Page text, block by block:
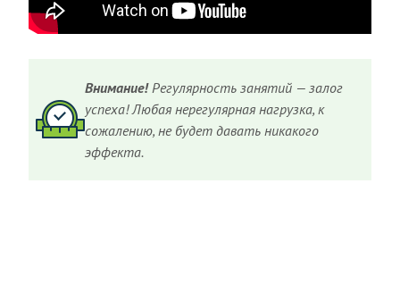
Внимание!Регулярность занятий — залог
успеха! Любая нерегулярная нагрузка, к
сожалению, не будет давать никакого
эффекта.